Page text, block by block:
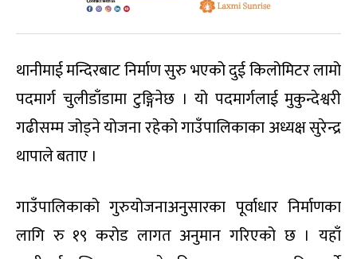
थानीमाई मन्दिरबाट निर्माण सुरु भएको दुई किलोमिटर लामो
पदमार्ग चुलीडाँडामा टुङ्गिनेछ । यो पदमार्गलाई मुकुन्देश्वरी
गढीसम्म जोड्ने योजना रहेको गाउँपालिकाका अध्यक्ष सुरेन्द्र
थापाले बताए ।
गाउँपालिकाको गुरुयोजनाअनुसारका पूर्वाधार निर्माणका
लागि रु १९ करोड लागत अनुमान गरिएको छ । यहाँ